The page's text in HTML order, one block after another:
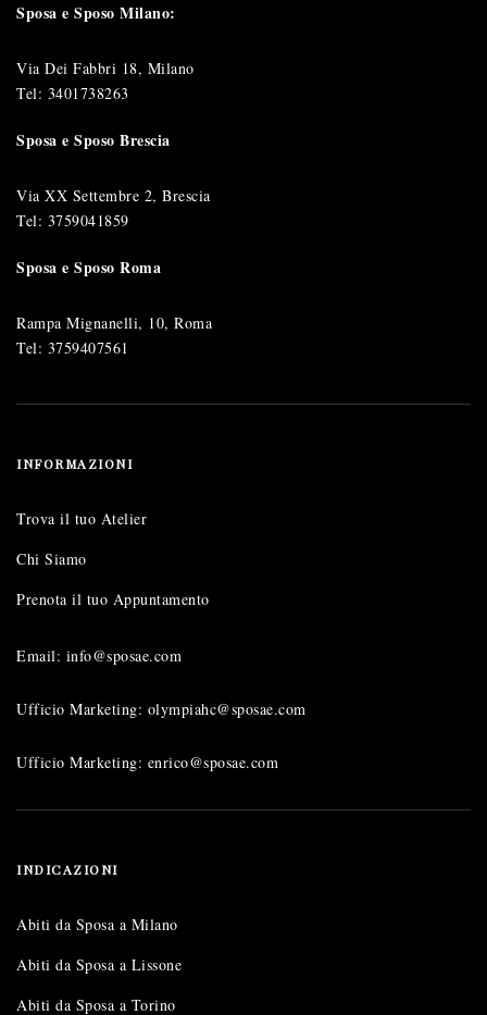
Sposa e Sposo Milano:
Via Dei Fabbri 18, Milano
Tel: 3401738263
Sposa e Sposo Brescia
Via XX Settembre 2, Brescia
Tel: 3759041859
Sposa e Sposo Roma
Rampa Mignanelli, 10, Roma
Tel: 3759407561
INFORMAZIONI
Trova il tuo Atelier
Chi Siamo
Prenota il tuo Appuntamento
Email: info@sposae.com
Ufficio Marketing: olympiahc@sposae.com
Ufficio Marketing: enrico@sposae.com
INDICAZIONI
Abiti da Sposa a Milano
Abiti da Sposa a Lissone
Abiti da Sposa a Torino